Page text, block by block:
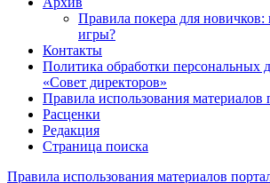
Правила покера для новичков:
игры?
Контакты
Политика обработки персональных
«Совет директоров»
Правила использования
Расценки
Редакция
Страница поиска
Правила использования материалов